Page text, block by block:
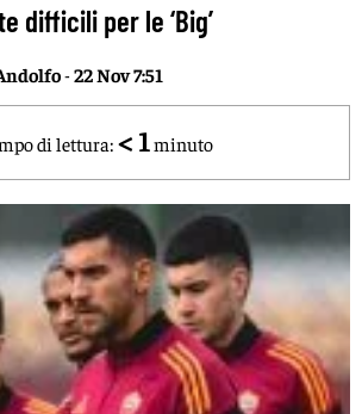
difficili per le ‘Big’
-22 Nov 7:51
di lettura: < 1 minuto